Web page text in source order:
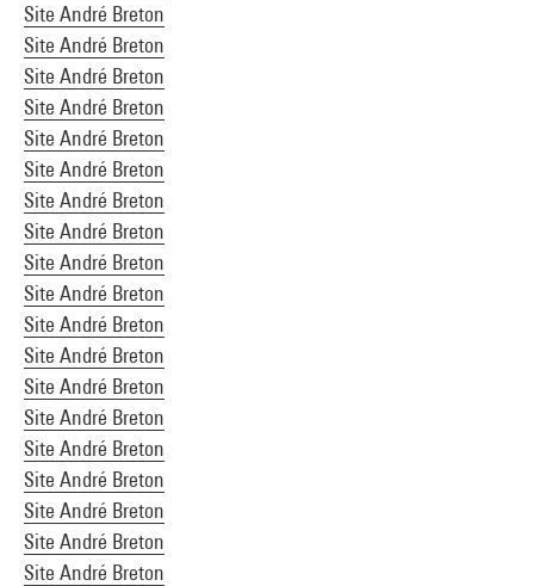
Site André Breton
Site André Breton
Site André Breton
Site André Breton
Site André Breton
Site André Breton
Site André Breton
Site André Breton
Site André Breton
Site André Breton
Site André Breton
Site André Breton
Site André Breton
Site André Breton
Site André Breton
Site André Breton
Site André Breton
Site André Breton
Site André Breton